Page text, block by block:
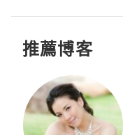
推薦博客